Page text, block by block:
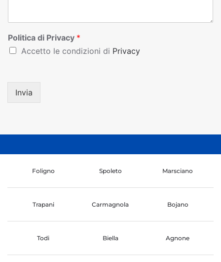
Politica di Privacy *
Accetto le condizioni di Privacy
Invia
Foligno Spoleto Marsciano
Trapani Carmagnola Bojano
Todi Biella Agnone